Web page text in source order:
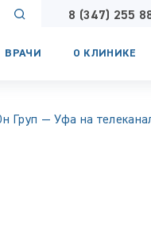
8 (347) 255
ВРАЧИ О КЛИНИКЕ
— Уфа на